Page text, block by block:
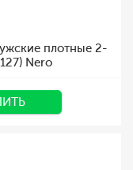
плотные 2-
Nero